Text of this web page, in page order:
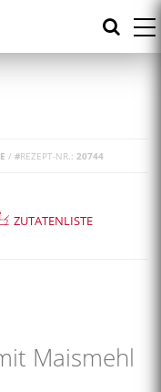
/ #REZEPT-NR.: 20744
ZUTATENLISTE
Maismehl